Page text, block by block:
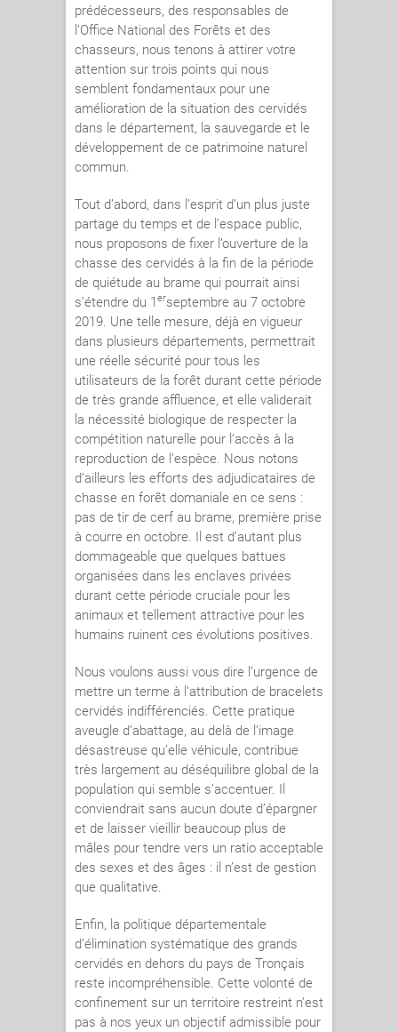
prédécesseurs, des responsables de
l’Office National des Forêts et des
chasseurs, nous tenons à attirer votre
attention sur trois points qui nous
semblent fondamentaux pour une
amélioration de la situation des cervidés
dans le département, la sauvegarde et le
développement de ce patrimoine naturel
commun.
Tout d’abord, dans l’esprit d’un plus juste
partage du temps et de l’espace public,
nous proposons de fixer l’ouverture de la
chasse des cervidés à la fin de la période
de quiétude au brame qui pourrait ainsi
s’étendre du 1 erseptembre au 7 octobre
2019. Une telle mesure, déjà en vigueur
dans plusieurs départements, permettrait
une réelle sécurité pour tous les
utilisateurs de la forêt durant cette période
de très grande affluence, et elle validerait
la nécessité biologique de respecter la
compétition naturelle pour l’accès à la
reproduction de l’espèce. Nous notons
d’ailleurs les efforts des adjudicataires de
chasse en forêt domaniale en ce sens :
pas de tir de cerf au brame, première prise
à courre en octobre. Il est d’autant plus
dommageable que quelques battues
organisées dans les enclaves privées
durant cette période cruciale pour les
animaux et tellement attractive pour les
humains ruinent ces évolutions positives.
Nous voulons aussi vous dire l’urgence de
mettre un terme à l’attribution de bracelets
cervidés indifférenciés. Cette pratique
aveugle d’abattage, au delà de l’image
désastreuse qu’elle véhicule, contribue
très largement au déséquilibre global de la
population qui semble s’accentuer. Il
conviendrait sans aucun doute d’épargner
et de laisser vieillir beaucoup plus de
mâles pour tendre vers un ratio acceptable
des sexes et des âges : il n’est de gestion
que qualitative.
Enfin, la politique départementale
d’élimination systématique des grands
cervidés en dehors du pays de Tronçais
reste incompréhensible. Cette volonté de
confinement sur un territoire restreint n’est
pas à nos yeux un objectif admissible pour